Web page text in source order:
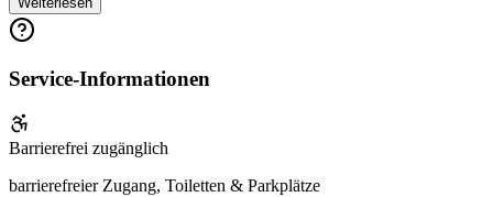
Dortmund und Aachen in ca. 1:15 Std.
Auch aus den umliegenden Städten Neuss, Krefeld,
zu 30 Minuten.
Service-Informationen
Barrierefrei zugänglich
barrierefreier Zugang, Toiletten & Parkplätze